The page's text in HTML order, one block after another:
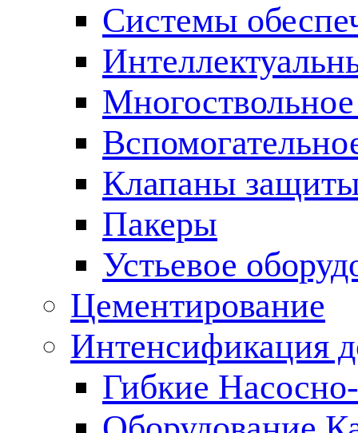
Cистемы
Клапаны
Пакеры
Устьевое
Цементирование
Интенсификация
Гибкие